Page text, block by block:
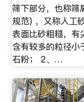
筛下部分，也称筛
规范) ，又称人工
表面比砂粗糙，有
含有较多的粒径
石粉； 2、…